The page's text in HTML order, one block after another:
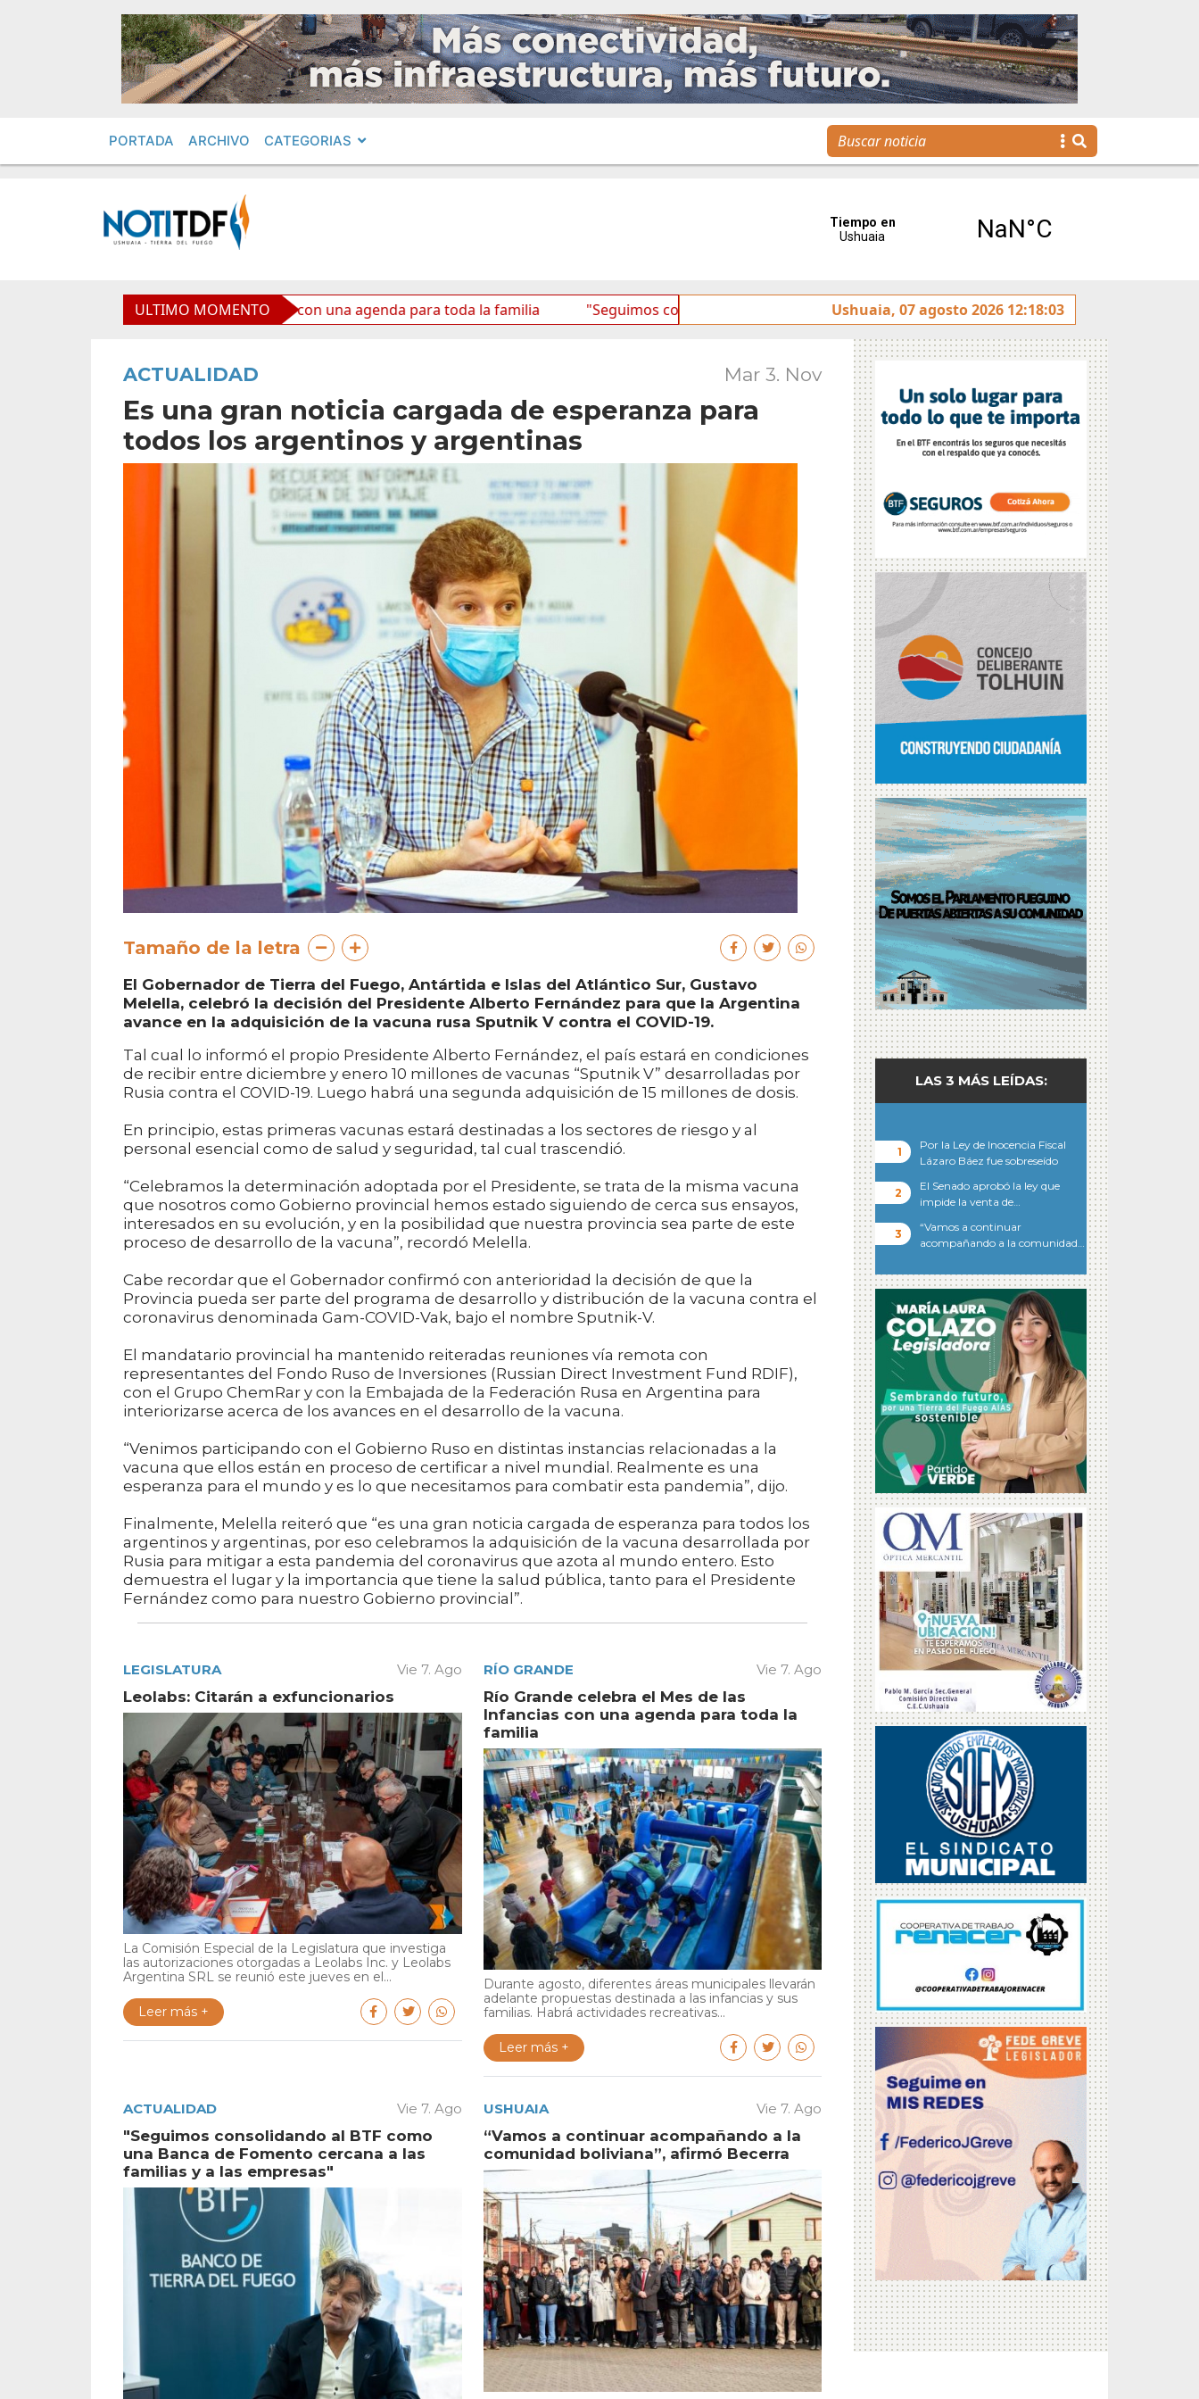
PORTADA ARCHIVO CATEGORIAS
ULTIMO MOMENTO
celebra el Mes de las Infancias con una agenda para toda la familia "Seguimos consolidando al BTF como una Banca de Fomento cercana a las familias y a las
Ushuaia, 07 agosto 2026 12:18:03
ACTUALIDAD Mar 3. Nov
Es una gran noticia cargada de esperanza para
todos los argentinos y argentinas
Tamaño de la letra
El Gobernador de Tierra del Fuego, Antártida e Islas del Atlántico Sur, Gustavo
Melella, celebró la decisión del Presidente Alberto Fernández para que la Argentina
avance en la adquisición de la vacuna rusa Sputnik V contra el COVID-19.
Tal cual lo informó el propio Presidente Alberto Fernández, el país estará en condiciones
de recibir entre diciembre y enero 10 millones de vacunas “Sputnik V” desarrolladas por
Rusia contra el COVID-19. Luego habrá una segunda adquisición de 15 millones de dosis.
En principio, estas primeras vacunas estará destinadas a los sectores de riesgo y al
personal esencial como de salud y seguridad, tal cual trascendió.
“Celebramos la determinación adoptada por el Presidente, se trata de la misma vacuna
que nosotros como Gobierno provincial hemos estado siguiendo de cerca sus ensayos,
interesados en su evolución, y en la posibilidad que nuestra provincia sea parte de este
proceso de desarrollo de la vacuna”, recordó Melella.
Cabe recordar que el Gobernador confirmó con anterioridad la decisión de que la
Provincia pueda ser parte del programa de desarrollo y distribución de la vacuna contra el
coronavirus denominada Gam-COVID-Vak, bajo el nombre Sputnik-V.
El mandatario provincial ha mantenido reiteradas reuniones vía remota con
representantes del Fondo Ruso de Inversiones (Russian Direct Investment Fund RDIF),
con el Grupo ChemRar y con la Embajada de la Federación Rusa en Argentina para
interiorizarse acerca de los avances en el desarrollo de la vacuna.
“Venimos participando con el Gobierno Ruso en distintas instancias relacionadas a la
vacuna que ellos están en proceso de certificar a nivel mundial. Realmente es una
esperanza para el mundo y es lo que necesitamos para combatir esta pandemia”, dijo.
Finalmente, Melella reiteró que “es una gran noticia cargada de esperanza para todos los
argentinos y argentinas, por eso celebramos la adquisición de la vacuna desarrollada por
Rusia para mitigar a esta pandemia del coronavirus que azota al mundo entero. Esto
demuestra el lugar y la importancia que tiene la salud pública, tanto para el Presidente
Fernández como para nuestro Gobierno provincial”.
LEGISLATURA Vie 7. Ago
Leolabs: Citarán a exfuncionarios
La Comisión Especial de la Legislatura que investiga
las autorizaciones otorgadas a Leolabs Inc. y Leolabs
Argentina SRL se reunió este jueves en el...
Leer más +
RÍO GRANDE Vie 7. Ago
Río Grande celebra el Mes de las
Infancias con una agenda para toda la
familia
Durante agosto, diferentes áreas municipales llevarán
adelante propuestas destinada a las infancias y sus
familias. Habrá actividades recreativas...
Leer más +
ACTUALIDAD Vie 7. Ago
"Seguimos consolidando al BTF como
una Banca de Fomento cercana a las
familias y a las empresas"
USHUAIA Vie 7. Ago
“Vamos a continuar acompañando a la
comunidad boliviana”, afirmó Becerra
LAS 3 MÁS LEÍDAS:
Por la Ley de Inocencia Fiscal
Lázaro Báez fue sobreseído
El Senado aprobó la ley que
impide la venta de…
“Vamos a continuar
acompañando a la comunidad…